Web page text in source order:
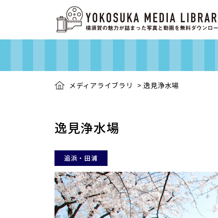
メディアライブラリ > 逸見浄水場
逸見浄水場
追浜・田浦